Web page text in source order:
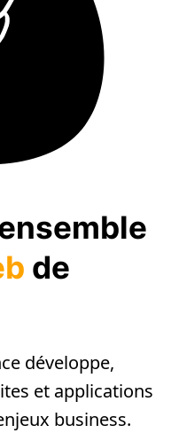
de
développe,
et applications
business.